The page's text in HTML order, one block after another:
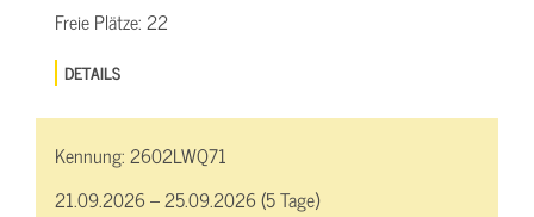
Freie Plätze:22
DETAILS
Kennung:2602LWQ71
21.09.2026 – 25.09.2026 (5 Tage)